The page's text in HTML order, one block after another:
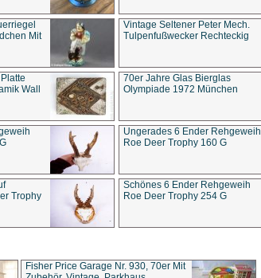
Mit
Vintage Seltener Peter Mech.
Tulpenfußwecker Rechteckig
Wall
70er Jahre Glas Bierglas
Olympiade 1972 München
Ungerades 6 Ender Rehgeweih
Roe Deer Trophy 160 G
Trophy
Schönes 6 Ender Rehgeweih
Roe Deer Trophy 254 G
Fisher Price Garage Nr. 930, 70er Mit